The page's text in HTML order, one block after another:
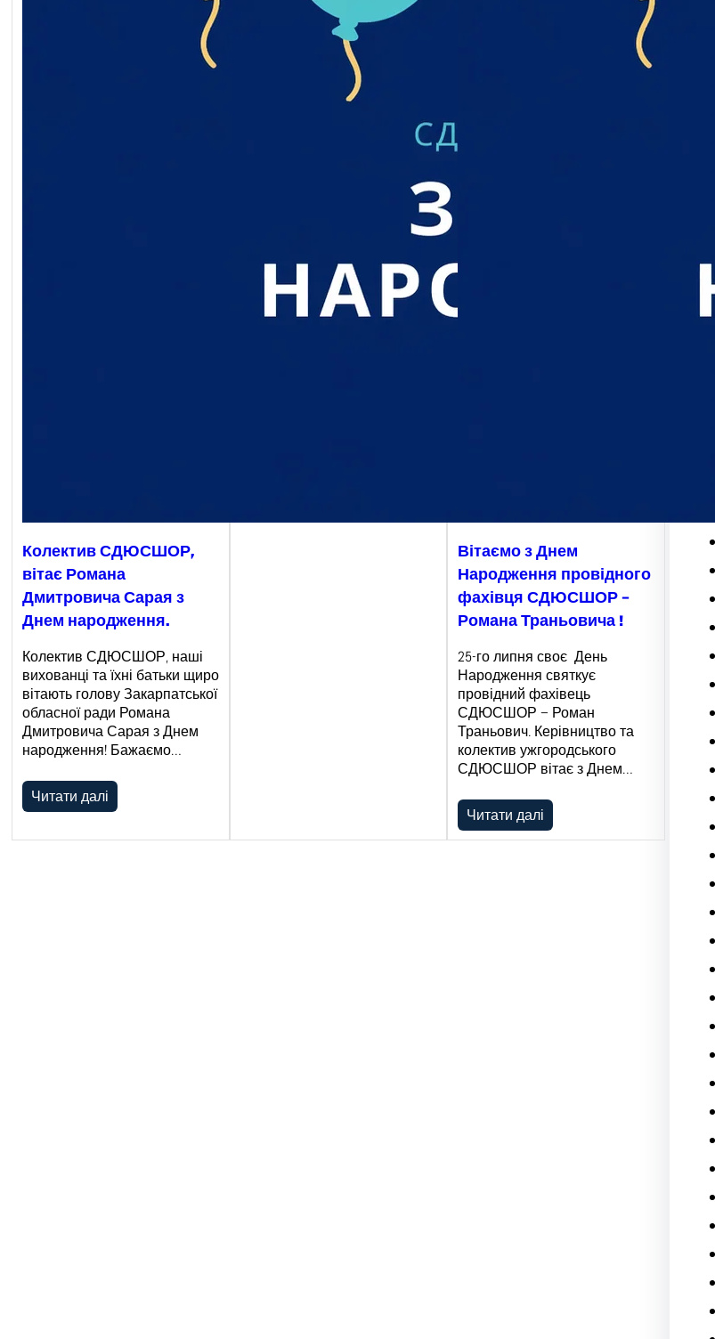
Колектив СДЮСШОР,
вітає Романа
Дмитровича Сарая з
Днем народження.
Колектив СДЮСШОР, наші
вихованці та їхні батьки щиро
вітають голову Закарпатської
обласної ради Романа
Дмитровича Сарая з Днем
народження! Бажаємо…
Читати далі
Вітаємо з Днем
Народження провідного
фахівця СДЮСШОР –
Романа Траньовича !
25-го липня своє День
Народження святкує
провідний фахівець
СДЮСШОР – Роман
Траньович. Керівництво та
колектив ужгородського
СДЮСШОР вітає з Днем…
Читати далі